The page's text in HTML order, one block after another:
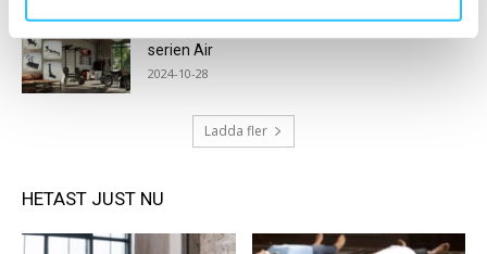
serien Air
2024-10-28
Ladda fler
HETAST JUST NU